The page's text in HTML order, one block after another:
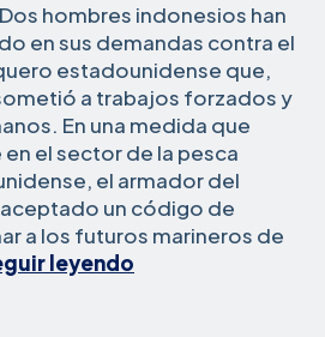
Dos hombres indonesios han
en sus demandas contra el
estadounidense que,
a trabajos forzados y
En una medida que
el sector de la pesca
el armador del
un código de
a los futuros marineros de
leyendo